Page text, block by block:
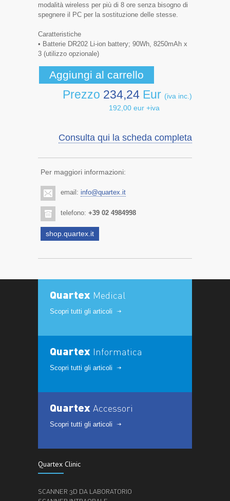
modalità wireless per più di 8 ore senza bisogno di
spegnere il PC per la sostituzione delle stesse.
Caratteristiche
• Batterie DR202 Li-ion battery; 90Wh, 8250mAh x
3 (utilizzo opzionale)
Prezzo 234,24 Eur (iva inc.)
192,00 eur +iva
Consulta qui la scheda completa
Per maggiori informazioni:
email: info@quartex.it
telefono: +39 02 4984998
shop.quartex.it
Quartex Medical
Scopri tutti gli articoli
Quartex Informatica
Scopri tutti gli articoli
Quartex Accessori
Scopri tutti gli articoli
Quartex Clinic
SCANNER 3D DA LABORATORIO